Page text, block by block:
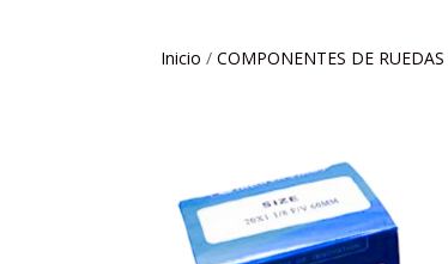
Inicio /COMPONENTES DE RUEDAS